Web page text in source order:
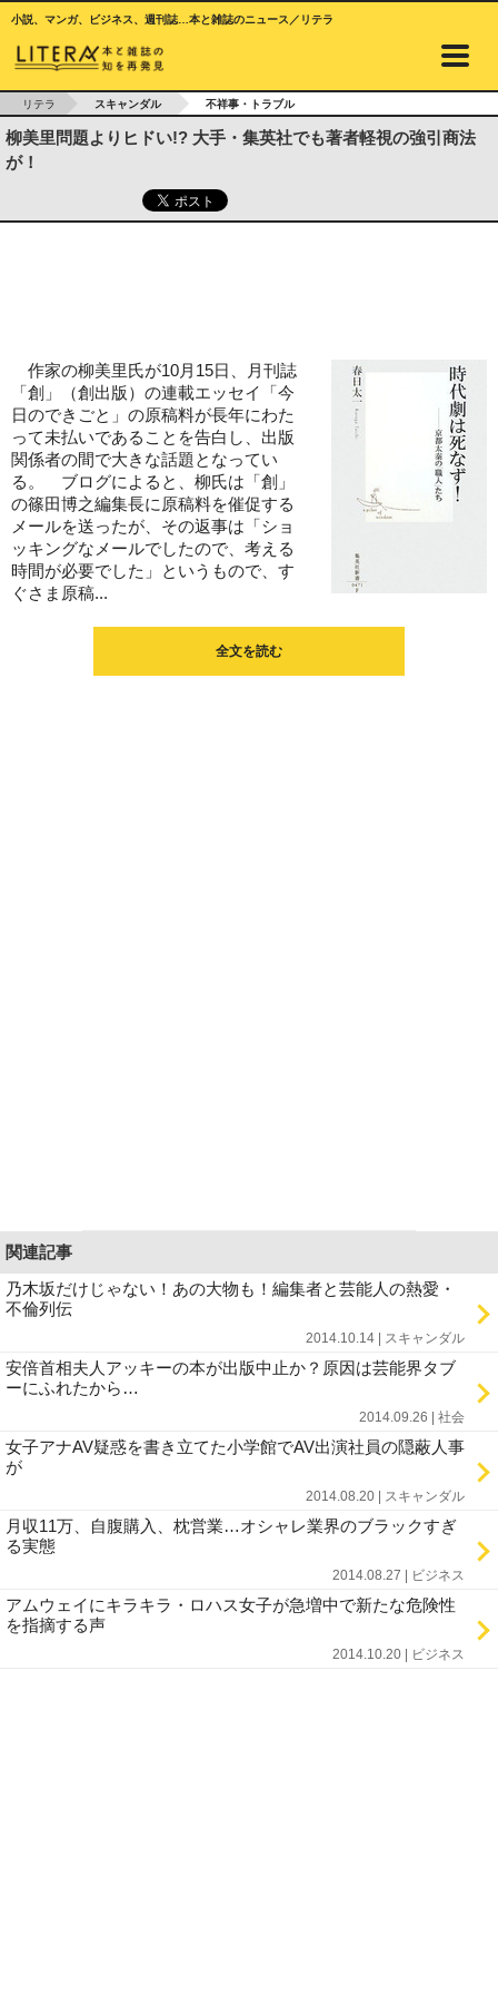
小説、マンガ、ビジネス、週刊誌…本と雑誌のニュース／リテラ
リテラ スキャンダル 不祥事・トラブル
柳美里問題よりヒドい!? 大手・集英社でも著者軽視の強引商法
が！
作家の柳美里氏が10月15日、月刊誌
「創」（創出版）の連載エッセイ「今
日のできごと」の原稿料が長年にわた
って未払いであることを告白し、出版
関係者の間で大きな話題となってい
る。 ブログによると、柳氏は「創」
の篠田博之編集長に原稿料を催促する
メールを送ったが、その返事は「ショ
ッキングなメールでしたので、考える
時間が必要でした」というもので、す
ぐさま原稿...
全文を読む
関連記事
乃木坂だけじゃない！あの大物も！編集者と芸能人の熱愛・
不倫列伝
2014.10.14 | スキャンダル
安倍首相夫人アッキーの本が出版中止か？原因は芸能界タブ
ーにふれたから…
2014.09.26 | 社会
女子アナAV疑惑を書き立てた小学館でAV出演社員の隠蔽人事
が
2014.08.20 | スキャンダル
月収11万、自腹購入、枕営業…オシャレ業界のブラックすぎ
る実態
2014.08.27 | ビジネス
アムウェイにキラキラ・ロハス女子が急増中で新たな危険性
を指摘する声
2014.10.20 | ビジネス